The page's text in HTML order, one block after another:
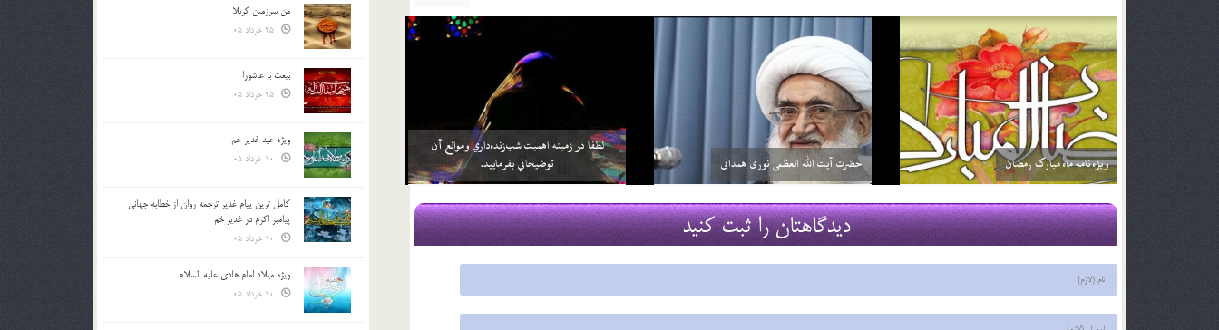
اگر تأثير ترجمه قرآن براي من بيشتر باشد آيا مي توانم
فقط ترجمه آن را بخوانم؟ آيا اشكالي ندارد؟
2 اسفند 96
خداوند نمي‌خواهد بيش از واجبات خودش، چيزي را
بر خود واجب كني…
2 اسفند 96
سلامي كه بعد از اتمام نماز به 3 امام داده مي‌شود منشأ
آن چيست؟
2 اسفند 96
دیدگاهتان را ثبت کنید
من سرزمین کربلا
بیعت با عاشورا
ویژه عید غدیر خم
کامل ترین پیام غدیر ترجمه روان از خطابه جهانی
پیامبر اکرم در غدیر خم
ویژه میلاد امام هادی علیه السلام